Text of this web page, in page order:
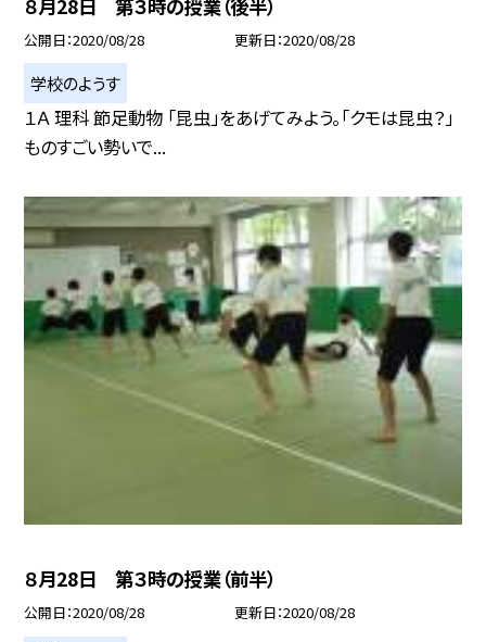
８月28日 第３時の授業（後半）
公開日 2020/08/28 更新日 2020/08/28
学校のようす
１Ａ 理科 節足動物 「昆虫」をあげてみよう。「クモは昆虫？」
ものすごい勢いで...
８月28日 第３時の授業（前半）
公開日 2020/08/28 更新日 2020/08/28